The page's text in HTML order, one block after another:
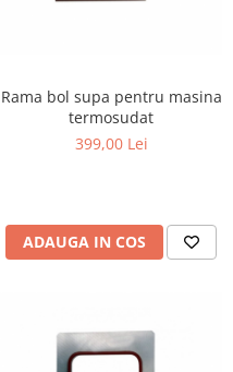
Rama bol supa pentru masina
termosudat
399,00 Lei
ADAUGA IN COS